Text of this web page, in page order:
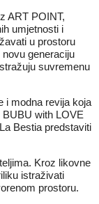
ART POINT,
umjetnosti i
u prostoru
generaciju
suvremenu
i modna revija koja
with LOVE
Bestia predstaviti
Kroz likovne
istraživati
prostoru.